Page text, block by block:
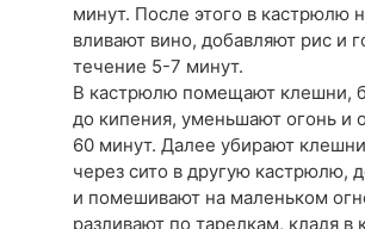
минут. После этого в кастрюлю
вливают вино, добавляют рис и
течение 5-7 минут.
В кастрюлю помещают клешни,
до кипения, уменьшают огонь и
60 минут. Далее убирают
через сито в другую кастрюлю,
и помешивают на маленьком
разливают по тарелкам, кладя